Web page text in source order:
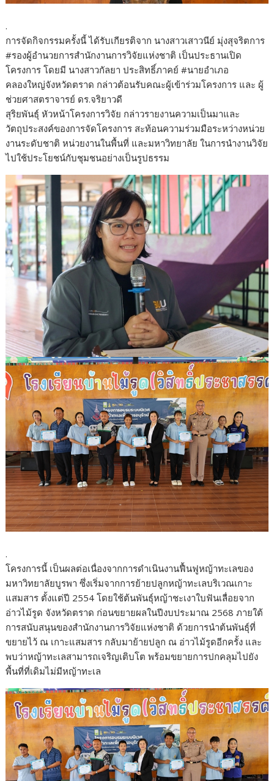
.
การจัดกิจกรรมครั้งนี้ ได้รับเกียรติจาก นางสาวเสาวนีย์ มุ่งสุจริตการ
#รองผู้อำนวยการสำนักงานการวิจัยแห่งชาติ เป็นประธานเปิด
โครงการ โดยมี นางสาวกัลยา ประสิทธิ์ภาคย์ #นายอำเภอ
คลองใหญ่จังหวัดตราด กล่าวต้อนรับคณะผู้เข้าร่วมโครงการ และ ผู้
ช่วยศาสตราจารย์ ดร.จริยาวดี
สุริยพันธุ์ หัวหน้าโครงการวิจัย กล่าวรายงานความเป็นมาและ
วัตถุประสงค์ของการจัดโครงการ สะท้อนความร่วมมือระหว่างหน่วย
งานระดับชาติ หน่วยงานในพื้นที่ และมหาวิทยาลัย ในการนำงานวิจัย
ไปใช้ประโยชน์กับชุมชนอย่างเป็นรูปธรรม
.
โครงการนี้ เป็นผลต่อเนื่องจากการดำเนินงานฟื้นฟูหญ้าทะเลของ
มหาวิทยาลัยบูรพา ซึ่งเริ่มจากการย้ายปลูกหญ้าทะเลบริเวณเกาะ
แสมสาร ตั้งแต่ปี 2554 โดยใช้ต้นพันธุ์หญ้าชะเงาใบฟันเลื่อยจาก
อ่าวไม้รูด จังหวัดตราด ก่อนขยายผลในปีงบประมาณ 2568 ภายใต้
การสนับสนุนของสำนักงานการวิจัยแห่งชาติ ด้วยการนำต้นพันธุ์ที่
ขยายไว้ ณ เกาะแสมสาร กลับมาย้ายปลูก ณ อ่าวไม้รูดอีกครั้ง และ
พบว่าหญ้าทะเลสามารถเจริญเติบโต พร้อมขยายการปกคลุมไปยัง
พื้นที่ที่เดิมไม่มีหญ้าทะเล